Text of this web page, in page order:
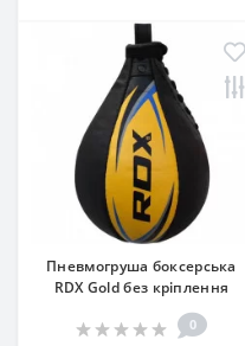
Пневмогруша боксерська
RDX Gold без кріплення
0